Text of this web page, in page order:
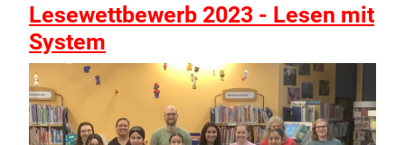
Lesewettbewerb 2023 - Lesen mit
System